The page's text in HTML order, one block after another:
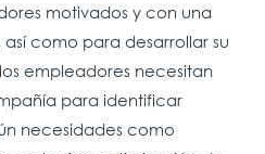
motivados y con una
como para desarrollar su
empleadores necesitan
para identificar
necesidades como